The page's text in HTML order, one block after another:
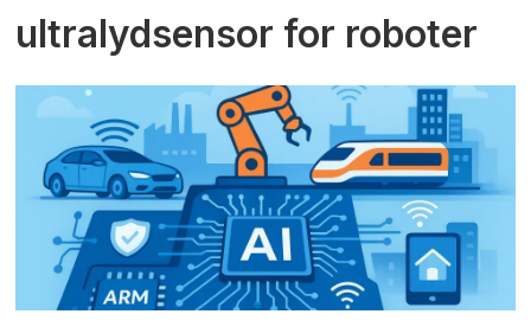
ultralydsensor for roboter